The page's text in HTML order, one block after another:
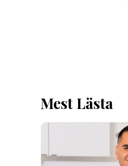
Mest Lästa